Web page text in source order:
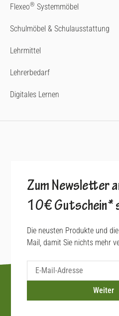
Flexeo® Systemmöbel
Schulmöbel & Schulausstattung
Lehrmittel
Lehrerbedarf
Digitales Lernen
Zum Newsletter
10€ Gutschein*
Die neusten Produkte und
Mail, damit Sie nichts mehr
Weiter